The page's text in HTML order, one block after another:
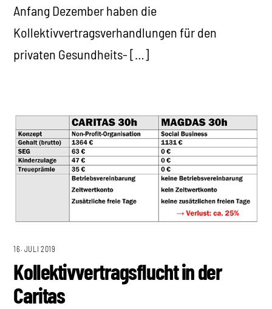
Anfang Dezember haben die
Kollektivvertragsverhandlungen für den
privaten Gesundheits- […]
16. JULI 2019
Kollektivvertragsflucht in der
Caritas